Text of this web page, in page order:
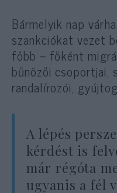
Bármelyik nap
szankciókat vezet
főbb – főként
bűnözői csoportjai,
randalírozói,
A lépés
kérdést is
már régóta
ugyanis a fél